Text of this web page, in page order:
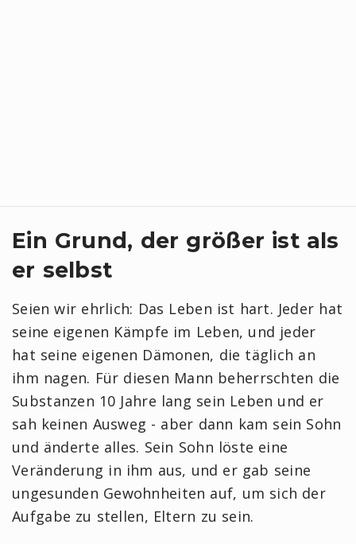
Ein Grund, der größer ist als
er selbst
Seien wir ehrlich: Das Leben ist hart. Jeder hat
seine eigenen Kämpfe im Leben, und jeder
hat seine eigenen Dämonen, die täglich an
ihm nagen. Für diesen Mann beherrschten die
Substanzen 10 Jahre lang sein Leben und er
sah keinen Ausweg - aber dann kam sein Sohn
und änderte alles. Sein Sohn löste eine
Veränderung in ihm aus, und er gab seine
ungesunden Gewohnheiten auf, um sich der
Aufgabe zu stellen, Eltern zu sein.